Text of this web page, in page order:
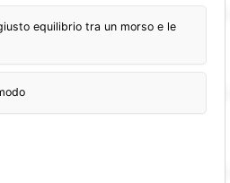
equilibrio tra un morso e le